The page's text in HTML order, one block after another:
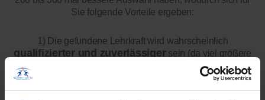
Sie folgende Vorteile ergeben:
1) Die gefundene Lehrkraft wird wahrscheinlich
qualifizierter und zuverlässigersein (da viel größere
2) Sie sparen die Kosten für Nachhilfe vor Ort
(Anfahrtspauschale)